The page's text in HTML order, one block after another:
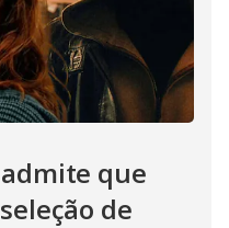
que
de